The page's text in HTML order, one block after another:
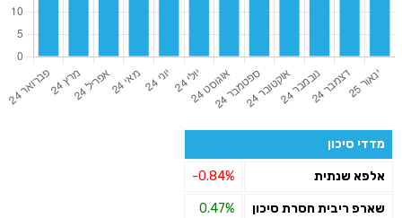
מדדי סיכון
אלפא שנתית -0.84%
שארפ ריבית חסרת סיכון 0.47%